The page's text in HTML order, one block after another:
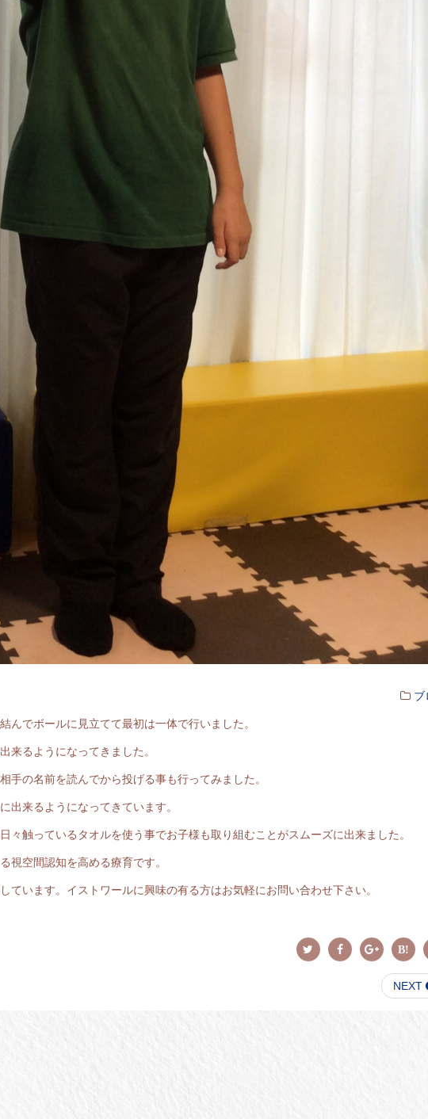
ブ
んでボールに見立てて最初は一体で行いました。
来るようになってきました。
手の名前を読んでから投げる事も行ってみました。
出来るようになってきています。
々触っているタオルを使う事でお子様も取り組むことがスムーズに出来ました。
視空間認知を高める療育です。
ています。イストワールに興味の有る方はお気軽にお問い合わせ下さい。
NEXT